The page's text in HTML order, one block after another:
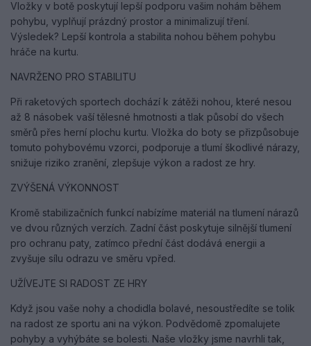
Vložky v botě poskytují lepší podporu vašim nohám během
pohybu, vyplňují prázdný prostor a minimalizují tření.
Výsledek? Lepší kontrola a stabilita nohou během pohybu
hráče na kurtu.
NAVRŽENO PRO STABILITU
Při raketových sportech dochází k zátěži nohou, které nesou
až 8 násobek vaší tělesné hmotnosti a tlak působí do všech
směrů přes herní plochu kurtu. Vložka do boty se přizpůsobuje
tomuto pohybovému vzorci, podporuje a tlumí škodlivé nárazy,
snižuje riziko zranění, zlepšuje výkon a radost ze hry.
ZVÝŠENÁ VÝKONNOST
Kromě stabilizačních funkcí nabízíme materiál na tlumení nárazů
ve dvou různých verzích. Zadní část poskytuje silnější tlumení
pro ochranu paty, zatímco přední část dodává energii a
zvyšuje sílu odrazu ve směru vpřed.
UŽÍVEJTE SI RADOST ZE HRY
Když jsou vaše nohy a chodidla bolavé, nesoustředíte se tolik
na radost ze sportu ani na výkon. Podvědomě zpomalujete
pohyby a vyhýbáte se bolesti. Naše vložky jsme navrhli tak,